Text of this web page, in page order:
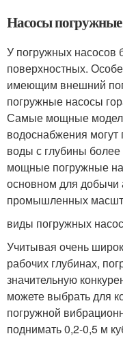
Насосы погружные
У погружных насосов
поверхностных.
имеющим внешний
погружные насосы
Самые мощные
водоснабжения могут
воды с глубины
мощные погружные
основном для добычи
промышленных
виды погружных
Учитывая очень
рабочих глубинах,
значительную
можете выбрать для
погружной
поднимать 0,2-0,5 м